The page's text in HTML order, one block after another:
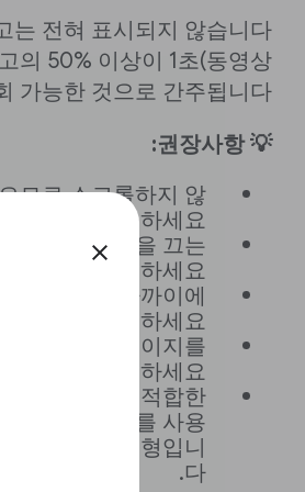
close
는 전혀 표시되지 않습니다
의 50% 이상이 1초(동영상
가능한 것으로 간주됩니다.
💡 권장사항:
므로 스크롤하지 않
이도록 설정하세요.
부분에 눈길을 끄는
콘텐츠를 배치하세요.
화면 하단 가까이에
라인을 배치하세요.
도 잘 맞게 페이지를
설정하세요.
떤 화면에도 적합한
애드센스를 사용
적으로 반응형입니
다.